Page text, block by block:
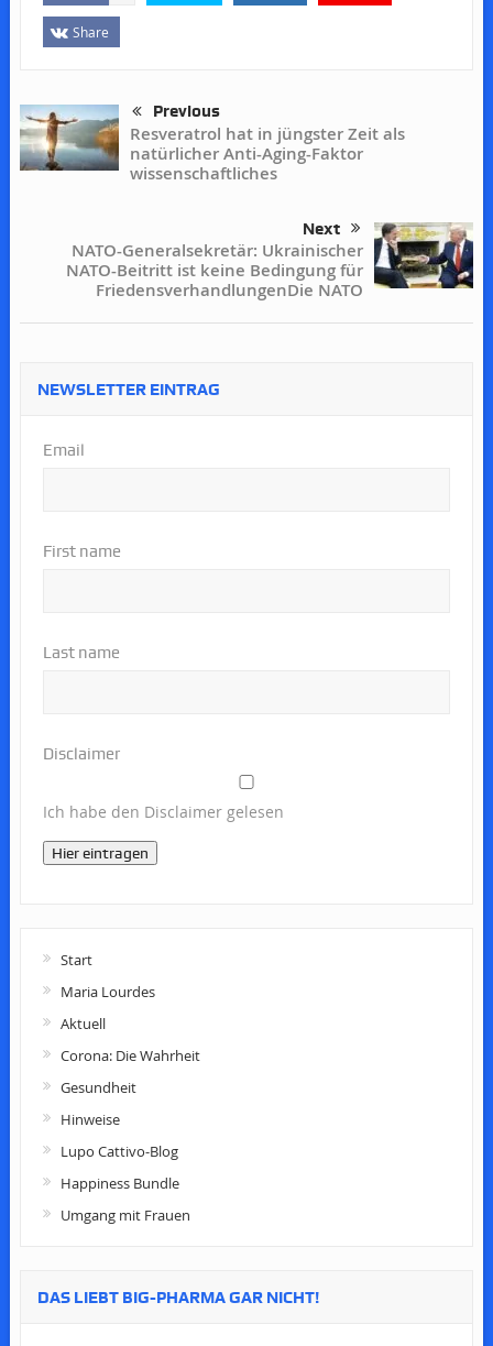
Share
Previous
Resveratrol hat in jüngster Zeit als
natürlicher Anti-Aging-Faktor
wissenschaftliches
Next
NATO-Generalsekretär: Ukrainischer
NATO-Beitritt ist keine Bedingung für
FriedensverhandlungenDie NATO
NEWSLETTER EINTRAG
Email
First name
Last name
Disclaimer
Ich habe den Disclaimer gelesen
Hier eintragen
Start
Maria Lourdes
Aktuell
Corona: Die Wahrheit
Gesundheit
Hinweise
Lupo Cattivo-Blog
Happiness Bundle
Umgang mit Frauen
DAS LIEBT BIG-PHARMA GAR NICHT!